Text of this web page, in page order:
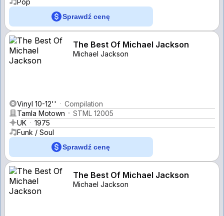
Sprawdź cenę
The Best Of Michael Jackson
Michael Jackson
Vinyl 10-12''
Compilation
Tamla Motown
STML 12005
UK
1975
Funk / Soul
Sprawdź cenę
The Best Of Michael Jackson
Michael Jackson